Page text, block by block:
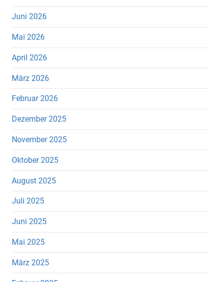
Juni 2026
Mai 2026
April 2026
März 2026
Februar 2026
Dezember 2025
November 2025
Oktober 2025
August 2025
Juli 2025
Juni 2025
Mai 2025
März 2025